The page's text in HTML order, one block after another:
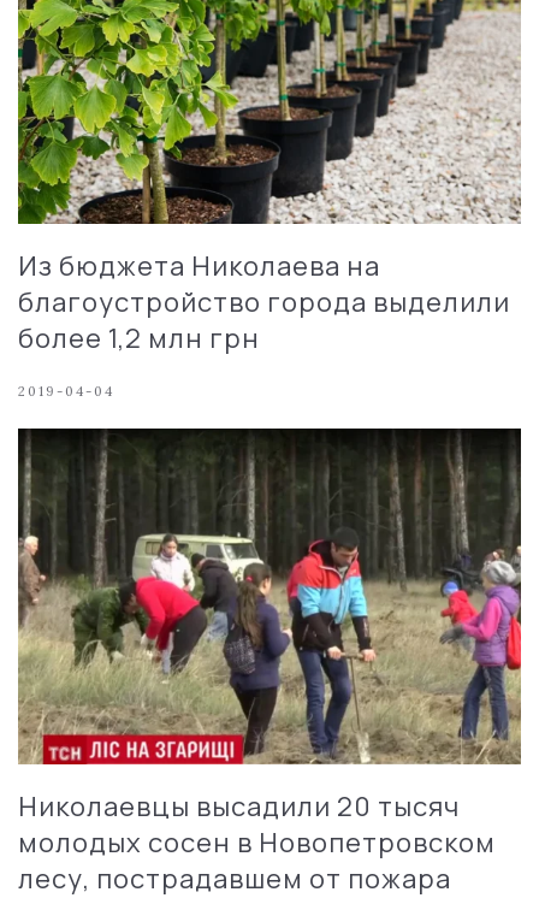
Из бюджета Николаева на
благоустройство города выделили
более 1,2 млн грн
2019-04-04
Николаевцы высадили 20 тысяч
молодых сосен в Новопетровском
лесу, пострадавшем от пожара